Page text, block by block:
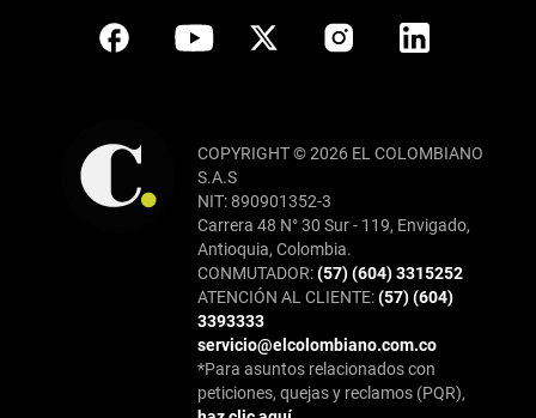
COPYRIGHT © 2026 EL COLOMBIANO
S.A.S
NIT: 890901352-3
Carrera 48 N° 30 Sur - 119, Envigado,
Antioquia, Colombia.
CONMUTADOR:(57) (604) 3315252
ATENCIÓN AL CLIENTE:(57) (604)
3393333
servicio@elcolombiano.com.co
*Para asuntos relacionados con
peticiones, quejas y reclamos (PQR),